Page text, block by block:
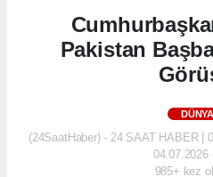
Pakistan
DÜNYA
(24SaatHaber) - 24 SAAT HABER |
04.07.2026
985+ kez